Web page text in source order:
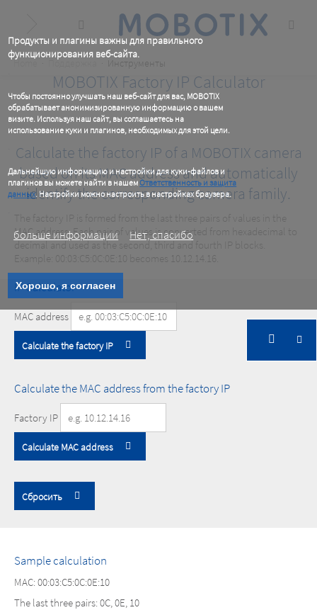
Продукты и плагины важны для правильного
функционирования веб-сайта.
Чтобы постоянно улучшать наш веб-сайт для вас, MOBOTIX
обрабатывает анонимизированную информацию о вашем
визите. Используя наш сайт, вы соглашаетесь на
использование куки и плагинов, необходимых для этой цели.
Дальнейшую информацию и настройки для куки-файлов и
плагинов вы можете найти в нашемОтветственность и защита
данных. Настройки можно настроить в настройках браузера.
больше информации
Нет, спасибо
Хорошо, я согласен
content
Home Поддержка Инструменты
MOBOTIX Factory IP Calculator
Calculate the factory IP of a MOBOTIX camera
based on its MAC address and automatically
identify the corresponding camera family.
The factory IP is formed from the last three pairs of values in the
MAC address. Each pair of values is converted from hexadecimal to
decimal and used as the second, third and fourth IP blocks.
Example: 00:03:C5:0C:0E:10 becomes 10.12.14.16.
IP Calculator
MAC address
Calculate the factory IP
Calculate the MAC address from the factory IP
Factory IP
Calculate MAC address
Сбросить
Sample calculation
MAC: 00:03:C5:0C:0E:10
The last three pairs: 0C, 0E, 10